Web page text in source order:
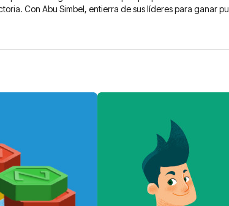
Con Abu Simbel, entierra de sus líderes para ganar